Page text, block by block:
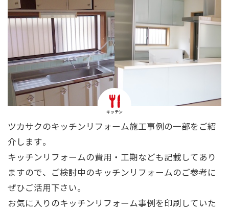
キッチン
ツカサクのキッチンリフォーム施工事例の一部をご紹
介します。
キッチンリフォームの費用・工期なども記載してあり
ますので、ご検討中のキッチンリフォームのご参考に
ぜひご活用下さい。
お気に入りのキッチンリフォーム事例を印刷していた